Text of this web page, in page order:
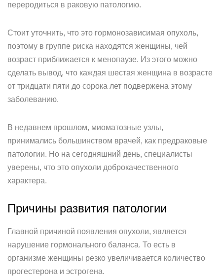
переродиться в раковую патологию.
Стоит уточнить, что это гормонозависимая опухоль,
поэтому в группе риска находятся женщины, чей
возраст приближается к менопаузе. Из этого можно
сделать вывод, что каждая шестая женщина в возрасте
от тридцати пяти до сорока лет подвержена этому
заболеванию.
В недавнем прошлом, миоматозные узлы,
принимались большинством врачей, как предраковые
патологии. Но на сегодняшний день, специалисты
уверены, что это опухоли доброкачественного
характера.
Причины развития патологии
Главной причиной появления опухоли, является
нарушение гормонального баланса. То есть в
организме женщины резко увеличивается количество
прогестерона и эстрогена.